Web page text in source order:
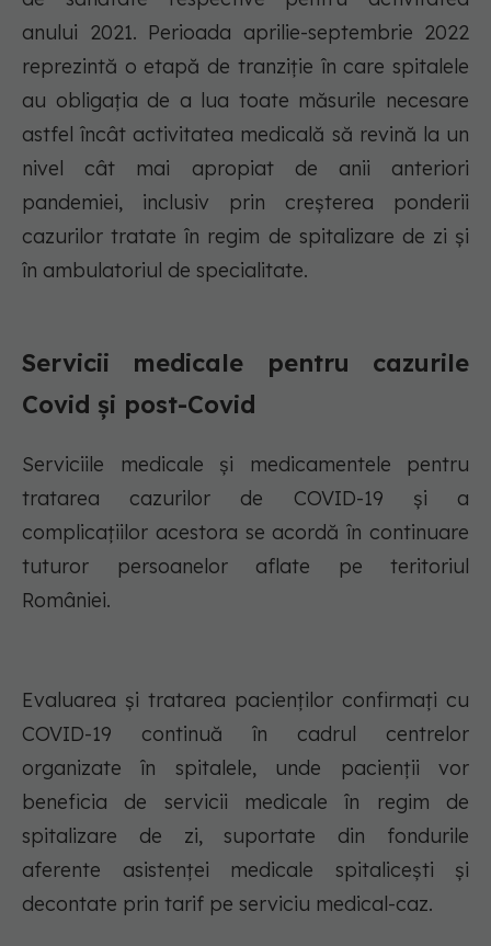
anului 2021. Perioada aprilie-septembrie 2022
reprezintă o etapă de tranziție în care spitalele
au obligația de a lua toate măsurile necesare
astfel încât activitatea medicală să revină la un
nivel cât mai apropiat de anii anteriori
pandemiei, inclusiv prin creșterea ponderii
cazurilor tratate în regim de spitalizare de zi și
în ambulatoriul de specialitate.
Servicii medicale pentru cazurile
Covid și post-Covid
Serviciile medicale și medicamentele pentru
tratarea cazurilor de COVID-19 și a
complicațiilor acestora se acordă în continuare
tuturor persoanelor aflate pe teritoriul
României.
Evaluarea și tratarea pacienților confirmați cu
COVID-19 continuă în cadrul centrelor
organizate în spitalele, unde pacienții vor
beneficia de servicii medicale în regim de
spitalizare de zi, suportate din fondurile
aferente asistenței medicale spitalicești și
decontate prin tarif pe serviciu medical-caz.